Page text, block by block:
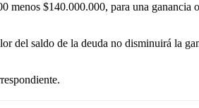
menos $140.000.000, para una
saldo de la deuda no disminuirá la